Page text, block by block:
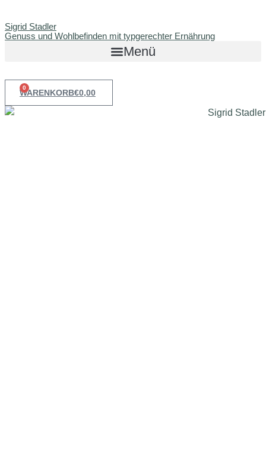
Sigrid Stadler
Genuss und Wohlbefinden mit typgerechter Ernährung
Menü
€0,00
0
WARENKORB